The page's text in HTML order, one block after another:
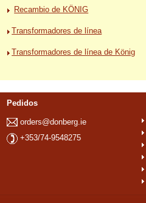
Recambio de KÖNIG
Transformadores de línea
Transformadores de línea de König
Pedidos
orders@donberg.ie
+353/74-9548275